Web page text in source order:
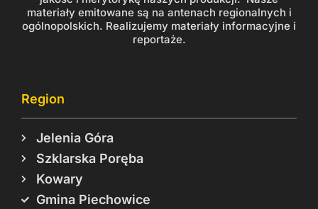
materiały emitowane są na antenach regionalnych i
ogólnopolskich. Realizujemy materiały informacyjne i
reportaże.
Region
Jelenia Góra
Szklarska Poręba
Kowary
Gmina Piechowice